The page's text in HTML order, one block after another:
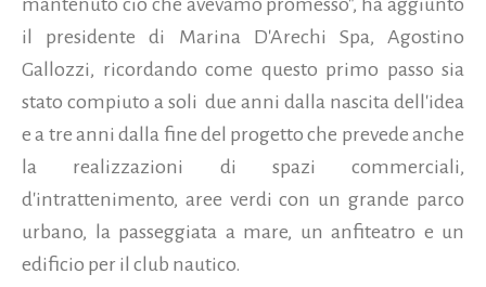
il presidente di Marina D'Arechi Spa, Agostino
Gallozzi, ricordando come questo primo passo sia
stato compiuto a soli due anni dalla nascita dell'idea
e a tre anni dalla fine del progetto che prevede anche
la realizzazioni di spazi commerciali,
d'intrattenimento, aree verdi con un grande parco
urbano, la passeggiata a mare, un anfiteatro e un
edificio per il club nautico.